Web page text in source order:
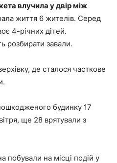
влучила у двір між
життя 6 жителів. Серед
4-річних дітей.
розбирати завали.
де сталося часткове
будинку 17
ще 28 врятували з
побували на місці подій у